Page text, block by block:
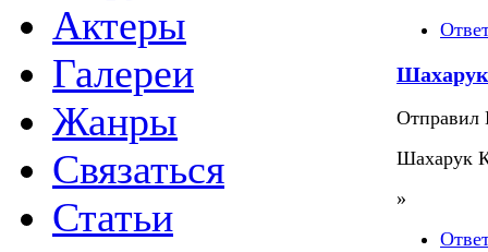
Актеры
Галереи
Жанры
Связаться
Статьи
Отправил
Шахарук
»